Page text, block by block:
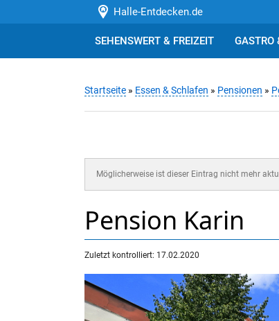
Halle-Entdecken.de
SEHENSWERT & FREIZEIT GASTRO
Startseite » Essen & Schlafen » Pensionen »
Möglicherweise ist dieser Eintrag nicht mehr
Pension Karin
Zuletzt kontrolliert: 17.02.2020